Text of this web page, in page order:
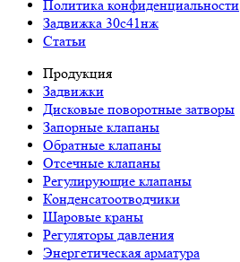
Политика конфиденциальности
Задвижка 30с41нж
Статьи
Продукция
Задвижки
Дисковые поворотные затворы
Запорные клапаны
Обратные клапаны
Отсечные клапаны
Регулирующие клапаны
Конденсатоотводчики
Шаровые краны
Регуляторы давления
Энергетическая арматура